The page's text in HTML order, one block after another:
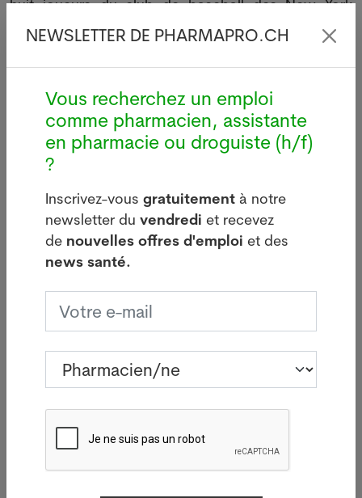
huit joueurs du club de baseball des New York
Yankees, pourtant vaccinés, viennent d'être testés
positifs.
recommandent toujours aux personnes vaccinées
de continuer à porter un masque dans les
transports (avions, bus, trains...) ainsi que dans les
aéroports et les gares.
Les Etats-Unis (plus de 584'000 décès) restent le
pays le plus endeuillé par la pandémie, devant le
Brésil (plus de 430'000), l'Inde (plus de 258'000), le
Mexique (219'590) et le Royaume-Uni (127'640).
Pénurie de vaccins en Inde
En Inde, en proie à une flambée épidémique
dévastatrice, nombre d'Etats sont aux prises avec
des pénuries de vaccins, limitant les créneaux
disponibles pour les 600 millions d'adultes de 18-44
ans qui peuvent désormais se faire vacciner.
Certains "geeks" ont mis au point des outils pour
aider les candidats à la vaccination dans certaines
NEWSLETTER DE PHARMAPRO.CH
Vous recherchez un emploi
comme pharmacien, assistante
en pharmacie ou droguiste (h/f)
?
Inscrivez-vous gratuitement à notre
newsletter du vendredi et recevez
de nouvelles offres d'emploi et des
news santé.